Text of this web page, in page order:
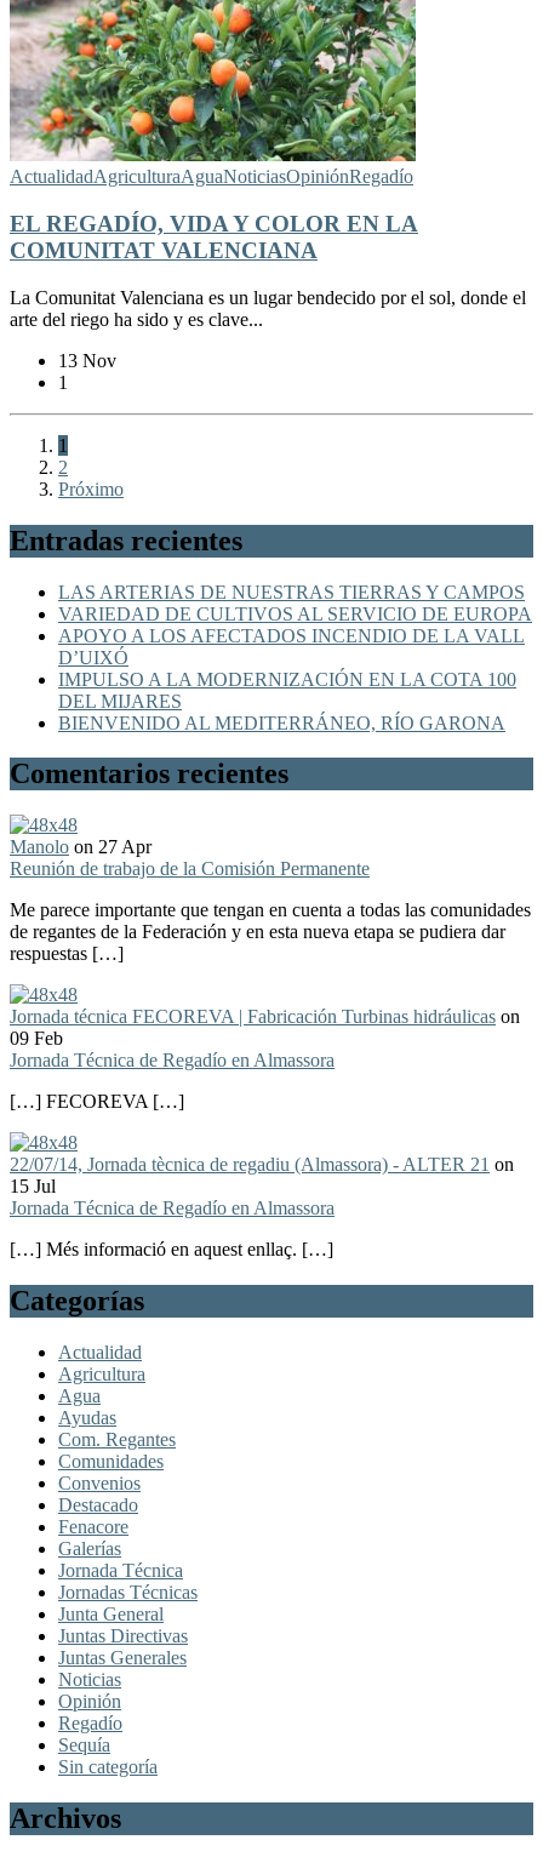
ActualidadAgriculturaAguaNoticiasOpiniónRegadío
EL REGADÍO, VIDA Y COLOR EN LA
COMUNITAT VALENCIANA
La Comunitat Valenciana es un lugar bendecido por el sol, donde el
arte del riego ha sido y es clave...
13 Nov
1
1
2
Próximo
Entradas recientes
LAS ARTERIAS DE NUESTRAS TIERRAS Y CAMPOS
VARIEDAD DE CULTIVOS AL SERVICIO DE EUROPA
APOYO A LOS AFECTADOS INCENDIO DE LA VALL
D’UIXÓ
IMPULSO A LA MODERNIZACIÓN EN LA COTA 100
DEL MIJARES
BIENVENIDO AL MEDITERRÁNEO, RÍO GARONA
Comentarios recientes
Manolo on 27 Apr
Reunión de trabajo de la Comisión Permanente
Me parece importante que tengan en cuenta a todas las comunidades
de regantes de la Federación y en esta nueva etapa se pudiera dar
respuestas […]
Jornada técnica FECOREVA | Fabricación Turbinas hidráulicas on
09 Feb
Jornada Técnica de Regadío en Almassora
[…] FECOREVA […]
22/07/14, Jornada tècnica de regadiu (Almassora) - ALTER 21 on
15 Jul
Jornada Técnica de Regadío en Almassora
[…] Més informació en aquest enllaç. […]
Categorías
Actualidad
Agricultura
Agua
Ayudas
Com. Regantes
Comunidades
Convenios
Destacado
Fenacore
Galerías
Jornada Técnica
Jornadas Técnicas
Junta General
Juntas Directivas
Juntas Generales
Noticias
Opinión
Regadío
Sequía
Sin categoría
Archivos